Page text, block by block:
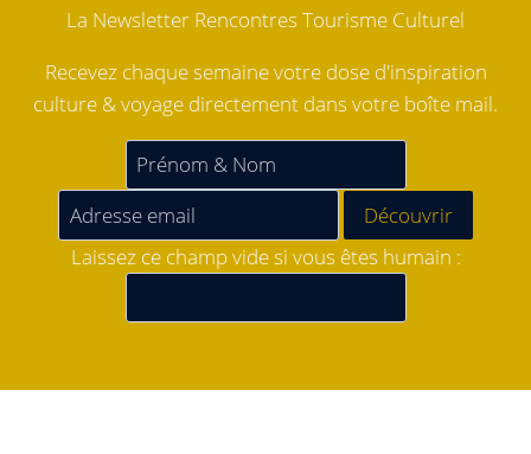
La Newsletter Rencontres Tourisme Culturel
Recevez chaque semaine votre dose d'inspiration
culture & voyage directement dans votre boîte mail.
Laissez ce champ vide si vous êtes humain :